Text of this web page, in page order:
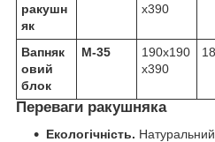
ракушн
як
х390
Вапняк
овий
блок
М-35
190х190
х390
18
Переваги ракушняка
Екологічність.